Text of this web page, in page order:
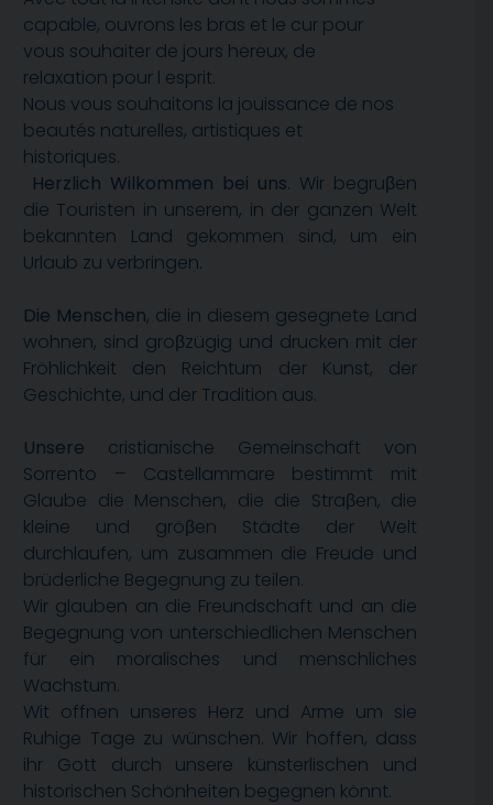
capable, ouvrons les bras et le cur pour
vous souhaiter de jours hereux, de
relaxation pour l esprit.
Nous vous souhaitons la jouissance de nos
beautés naturelles, artistiques et
historiques.
Herzlich Wilkommen bei uns. Wir begruβen
die Touristen in unserem, in der ganzen Welt
bekannten Land gekommen sind, um ein
Urlaub zu verbringen.
Die Menschen, die in diesem gesegnete Land
wohnen, sind groβzügig und drucken mit der
Fröhlichkeit den Reichtum der Kunst, der
Geschichte, und der Tradition aus.
Unsere cristianische Gemeinschaft von
Sorrento – Castellammare bestimmt mit
Glaube die Menschen, die die Straβen, die
kleine und gröβen Städte der Welt
durchlaufen, um zusammen die Freude und
brüderliche Begegnung zu teilen.
Wir glauben an die Freundschaft und an die
Begegnung von unterschiedlichen Menschen
für ein moralisches und menschliches
Wachstum.
Wit offnen unseres Herz und Arme um sie
Ruhige Tage zu wünschen. Wir hoffen, dass
ihr Gott durch unsere künsterlischen und
historischen Schönheiten begegnen könnt.